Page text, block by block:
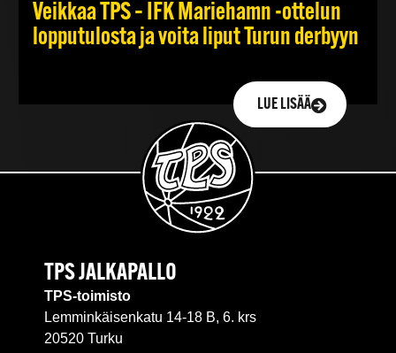
Veikkaa TPS – IFK Mariehamn -ottelun
lopputulosta ja voita liput Turun derbyyn
LUE LISÄÄ
TPS JALKAPALLO
TPS-toimisto
Lemminkäisenkatu 14-18 B, 6. krs
20520 Turku